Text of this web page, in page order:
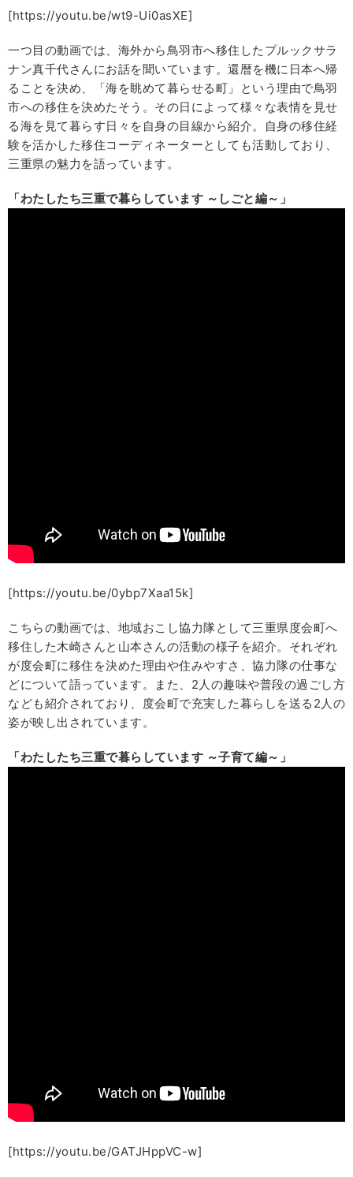
[https://youtu.be/wt9-Ui0asXE]
一つ目の動画では、海外から鳥羽市へ移住したプルックサラ
ナン真千代さんにお話を聞いています。還暦を機に日本へ帰
ることを決め、「海を眺めて暮らせる町」という理由で鳥羽
市への移住を決めたそう。その日によって様々な表情を見せ
る海を見て暮らす日々を自身の目線から紹介。自身の移住経
験を活かした移住コーディネーターとしても活動しており、
三重県の魅力を語っています。
「わたしたち三重で暮らしています ～しごと編～」
[https://youtu.be/0ybp7Xaa15k]
こちらの動画では、地域おこし協力隊として三重県度会町へ
移住した木崎さんと山本さんの活動の様子を紹介。それぞれ
が度会町に移住を決めた理由や住みやすさ、協力隊の仕事な
どについて語っています。また、2人の趣味や普段の過ごし方
なども紹介されており、度会町で充実した暮らしを送る2人の
姿が映し出されています。
「わたしたち三重で暮らしています ～子育て編～」
[https://youtu.be/GATJHppVC-w]